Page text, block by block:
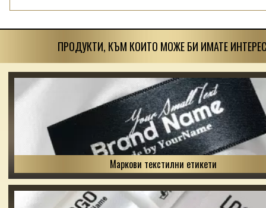
ПРОДУКТИ, КЪМ КОИТО МОЖЕ БИ ИМАТЕ
Маркови текстилни етикети